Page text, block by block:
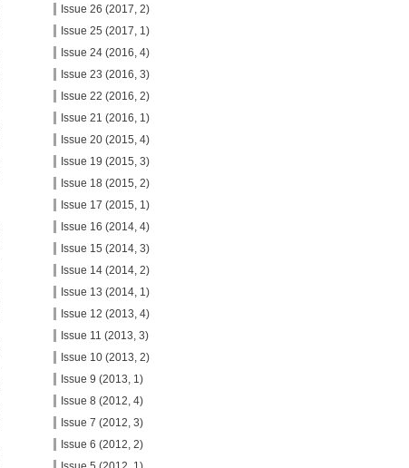
Issue 26 (2017, 2)
Issue 25 (2017, 1)
Issue 24 (2016, 4)
Issue 23 (2016, 3)
Issue 22 (2016, 2)
Issue 21 (2016, 1)
Issue 20 (2015, 4)
Issue 19 (2015, 3)
Issue 18 (2015, 2)
Issue 17 (2015, 1)
Issue 16 (2014, 4)
Issue 15 (2014, 3)
Issue 14 (2014, 2)
Issue 13 (2014, 1)
Issue 12 (2013, 4)
Issue 11 (2013, 3)
Issue 10 (2013, 2)
Issue 9 (2013, 1)
Issue 8 (2012, 4)
Issue 7 (2012, 3)
Issue 6 (2012, 2)